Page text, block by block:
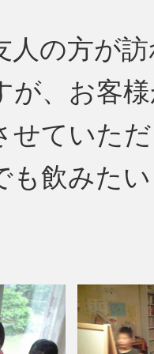
の方が
が、お客
せていた
も飲みた